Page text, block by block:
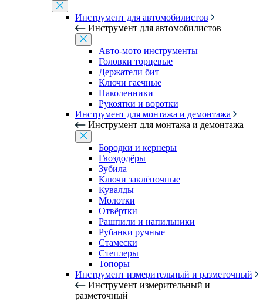
Инструмент для автомобилистов
Инструмент для автомобилистов
Авто-мото инструменты
Головки торцевые
Держатели бит
Ключи гаечные
Наколенники
Рукоятки и воротки
Инструмент для монтажа и демонтажа
Инструмент для монтажа и демонтажа
Бородки и кернеры
Гвоздодёры
Зубила
Ключи заклёпочные
Кувалды
Молотки
Отвёртки
Рашпили и напильники
Рубанки ручные
Стамески
Степлеры
Топоры
Инструмент измерительный и разметочный
Инструмент измерительный и
разметочный